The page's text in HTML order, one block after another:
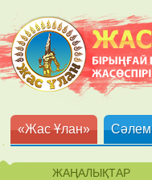
«Жас Ұлан» Сәлем
ЖАҢАЛЫҚТАР